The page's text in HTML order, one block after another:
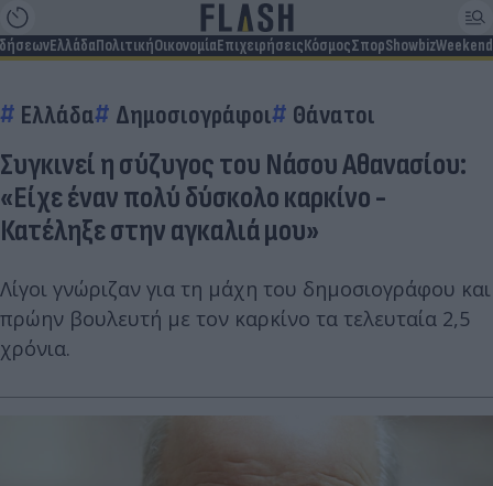
ΕλλάδαΠολιτικήΟικονομίαΕπιχειρήσειςΚόσμοςΣπορShowbizWeekend
Ελλάδα Δημοσιογράφοι Θάνατοι
Συγκινεί η σύζυγος του Νάσου Αθανασίου:
«Είχε έναν πολύ δύσκολο καρκίνο -
Κατέληξε στην αγκαλιά μου»
Λίγοι γνώριζαν για τη μάχη του δημοσιογράφου και
πρώην βουλευτή με τον καρκίνο τα τελευταία 2,5
χρόνια.